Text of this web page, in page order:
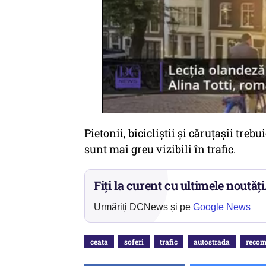
Pietonii, bicicliştii şi căruţaşii
sunt mai greu vizibili în trafic.
Fiți la curent cu ultimele
Urmăriți DCNews și pe Google News
ceata soferi trafic autostrada